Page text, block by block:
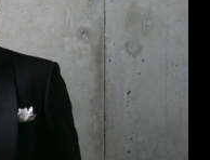
キシード